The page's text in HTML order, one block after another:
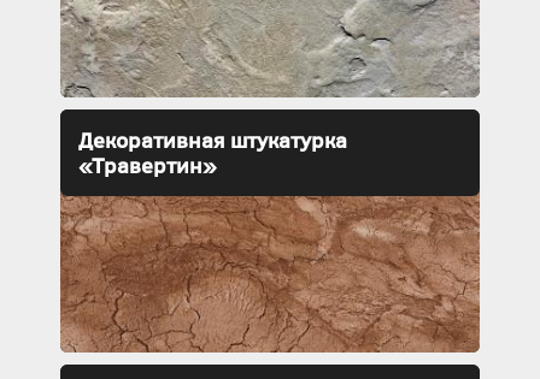
Декоративная штукатурка
«Травертин»